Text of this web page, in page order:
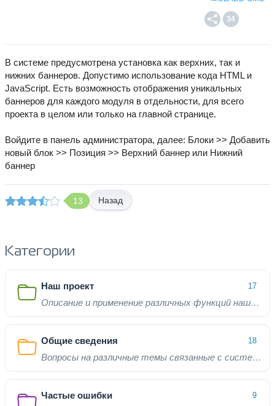
34
В системе предусмотрена установка как верхних, так и
нижних баннеров. Допустимо использование кода HTML и
JavaScript. Есть возможность отображения уникальных
баннеров для каждого модуля в отдельности, для всего
проекта в целом или только на главной странице.
Войдите в панель администратора, далее: Блоки >> Добавить
новый блок >> Позиция >> Верхний баннер или Нижний
баннер
13 Назад
Категории
Наш проект 17
Описание и применение различных функций нашего проекта
Общие сведения 18
Вопросы на различные темы связанные с системой
Частые ошибки 9